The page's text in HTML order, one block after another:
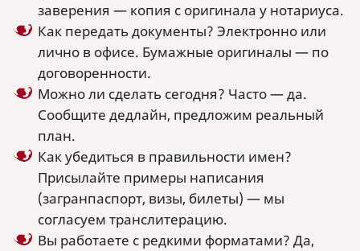
заверения — копия с оригинала у нотариуса.
Как передать документы? Электронно или
лично в офисе. Бумажные оригиналы — по
договоренности.
Можно ли сделать сегодня? Часто — да.
Сообщите дедлайн, предложим реальный
план.
Как убедиться в правильности имен?
Присылайте примеры написания
(загранпаспорт, визы, билеты) — мы
согласуем транслитерацию.
Вы работаете с редкими форматами? Да,